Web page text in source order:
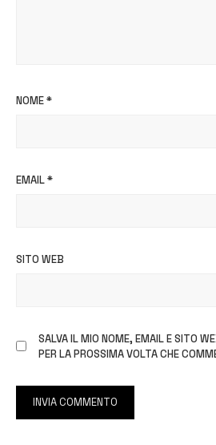
NOME*
EMAIL*
SITO WEB
SALVA IL MIO NOME, EMAIL E SITO
PER LA PROSSIMA VOLTA CHE